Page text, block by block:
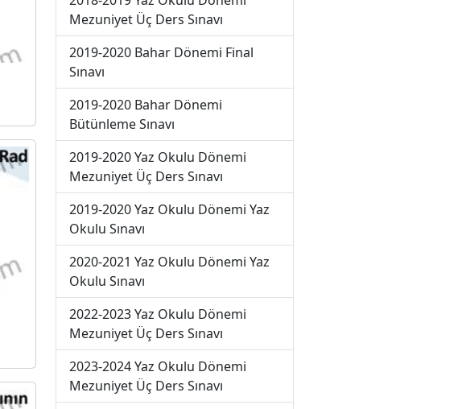
Mezuniyet Üç Ders Sınavı
2019-2020 Bahar Dönemi Final
Sınavı
2019-2020 Bahar Dönemi
Bütünleme Sınavı
2019-2020 Yaz Okulu Dönemi
Mezuniyet Üç Ders Sınavı
2019-2020 Yaz Okulu Dönemi Yaz
Okulu Sınavı
2020-2021 Yaz Okulu Dönemi Yaz
Okulu Sınavı
2022-2023 Yaz Okulu Dönemi
Mezuniyet Üç Ders Sınavı
2023-2024 Yaz Okulu Dönemi
Mezuniyet Üç Ders Sınavı